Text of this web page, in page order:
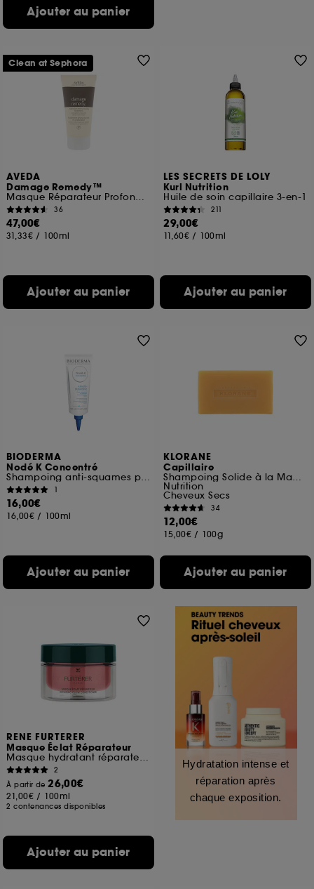
Ajouter au panier
AVEDA
Damage Remedy™
Masque Réparateur Profond Cheveux Abîmés
36
47,00€
31,33€ / 100ml
Ajouter au panier
Clean at Sephora
LES SECRETS DE LOLY
Kurl Nutrition
Huile de soin capillaire 3-en-1
211
29,00€
11,60€ / 100ml
Ajouter au panier
BIODERMA
Nodé K Concentré
Shampoing anti-squames pour cuir chevelu irrité
1
16,00€
16,00€ / 100ml
Ajouter au panier
KLORANE
Capillaire
Shampoing Solide à la Mangue
Nutrition
Cheveux Secs
34
12,00€
15,00€ / 100g
Ajouter au panier
RENE FURTERER
Masque Éclat Réparateur
Masque hydratant réparateur cheveux colorés
2
À partir de26,00€
21,00€ / 100ml
2 contenances disponibles
Ajouter au panier
Hydratation intense et
réparation après
chaque exposition.